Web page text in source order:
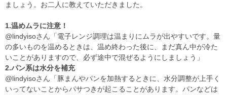
ましょう。お二人に教えていただきました。
1.温めムラに注意！
@lindyisoさん「電子レンジ調理は温まりにムラが出やすいです。量
の多いものを温めるときは、温め終わった後に、まだ真ん中が冷た
いことがありますので、必ず途中で混ぜるようにしましょう」
2.パン系は水分を補充
@lindyisoさん「豚まんやパンを加熱するときに、水分調整が上手く
いってないことからパサつきが起こることがあります。パンなどは